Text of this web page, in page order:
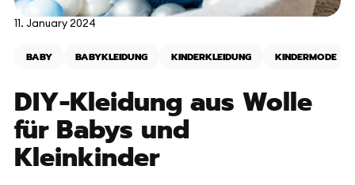
11. January 2024
BABY BABYKLEIDUNG KINDERKLEIDUNG KINDERMODE
DIY-Kleidung aus Wolle
für Babys und
Kleinkinder